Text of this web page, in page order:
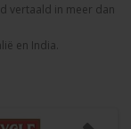
vertaald in meer dan
en India.